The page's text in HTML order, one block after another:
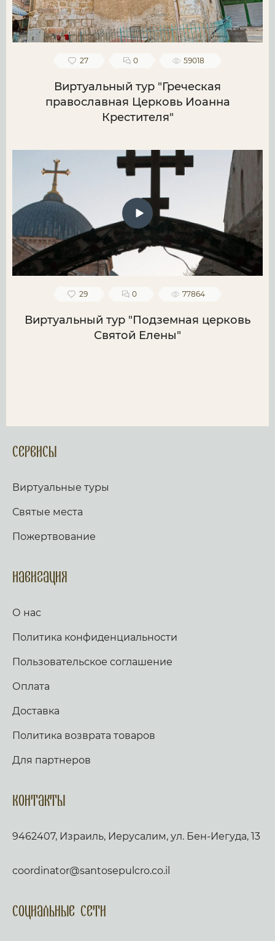
27 0 59018
Виртуальный тур "Греческая
православная Церковь Иоанна
Крестителя"
29 0 77864
Виртуальный тур "Подземная церковь
Святой Елены"
Сервисы
Виртуальные туры
Святые места
Пожертвование
Навигация
О нас
Политика конфиденциальности
Пользовательское соглашение
Оплата
Доставка
Политика возврата товаров
Для партнеров
Контакты
9462407, Израиль, Иерусалим, ул. Бен-Иегуда, 13
coordinator@santosepulcro.co.il
Социальные сети